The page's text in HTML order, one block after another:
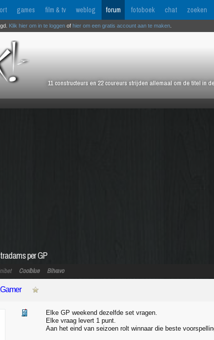
games film & tv weblog forum fotoboek chat zoeken
11 constructeurs en 22 coureurs strijden allemaal om de titel
Klik hier om in te loggen of hier om een gratis account aan te maken
per GP
Coolblue Bitvavo
Elke GP weekend dezelfde set vragen.
Elke vraag levert 1 punt.
Aan het eind van seizoen rolt winnaar die beste